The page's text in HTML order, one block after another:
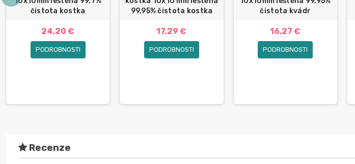
čistota kostka
24,20 €
PODROBNOSTI
99,95% čistota kostka
17,29 €
PODROBNOSTI
čistota kvádr
16,27 €
PODROBNOSTI
Recenze